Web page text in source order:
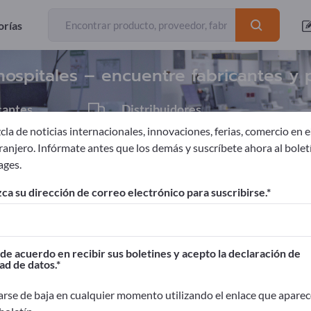
– encuentre fabricantes y
Distribuidores
4
Exportadores
de consumo de hospitales
comerciales >> Empiece aquí
en Exportpages.
publicar aquí
de noticias internacionales, innovaciones, ferias, comercio en
Infórmate antes que los demás y suscríbete ahora al
su dirección de correo electrónico para suscribirse.
acuerdo en recibir sus boletines y acepto la declaración de
de datos.
de baja en cualquier momento utilizando el enlace que